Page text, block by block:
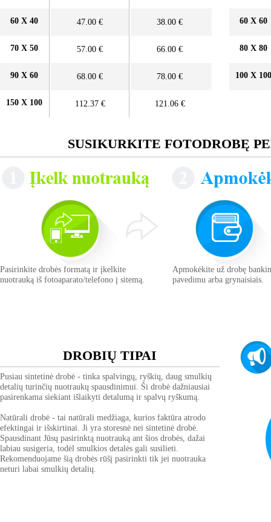
60 X 40 47.00 € 38.00 €
70 X 50 57.00 € 66.00 €
90 X 60 68.00 € 78.00 €
150 X 100 112.37 € 121.06 €
60 X 60
80 X 80
100 X
SUSIKURKITE FOTODROBĘ
Pasirinkite drobės formatą ir įkelkite
nuotrauką iš fotoaparato/telefono į sitemą.
Apmokėkite už drobę
pavedimu arba grynaisiais.
DROBIŲ TIPAI
Pusiau sintetinė drobė - tinka spalvingų, ryškių, daug smulkių
detalių turinčių nuotraukų spausdinimui. Ši drobė dažniausiai
pasirenkama siekiant išlaikyti detalumą ir spalvų ryškumą.
Natūrali drobė - tai natūrali medžiaga, kurios faktūra atrodo
efektingai ir išskirtinai. Ji yra storesnė nei sintetinė drobė.
Spausdinant Jūsų pasirinktą nuotrauką ant šios drobės, dažai
labiau susigeria, todėl smulkios detalės gali susilieti.
Rekomenduojame šią drobės rūšį pasirinkti tik jei nuotrauka
neturi labai smulkių detalių.